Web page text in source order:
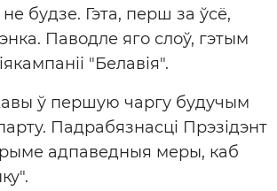
будзе. Гэта, перш за ўсё,
Паводле яго слоў, гэтым
"Белавія".
ў першую чаргу будучым
Падрабязнасці Прэзідэнт
адпаведныя меры, каб